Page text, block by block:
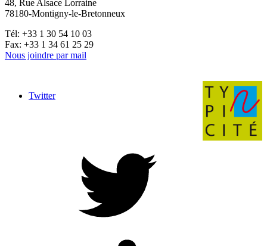
48, Rue Alsace Lorraine
78180-Montigny-le-Bretonneux
Tél: +33 1 30 54 10 03
Fax: +33 1 34 61 25 29
Nous joindre par mail
Twitter